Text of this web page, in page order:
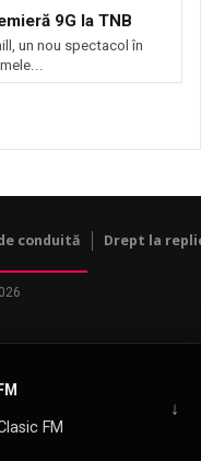
FM
↓
9G la TNB
un nou spectacol în
conduită Drept la